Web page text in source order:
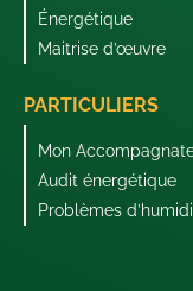
Énergétique
Maitrise d’œuvre
PARTICULIERS
Mon
Audit énergétique
Problèmes